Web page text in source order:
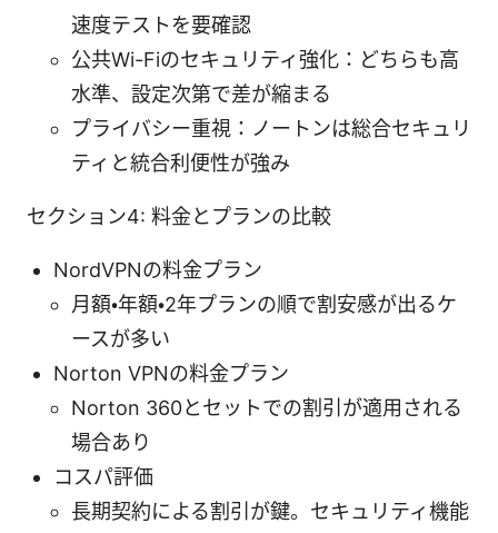
速度テストを要確認
公共Wi-Fiのセキュリティ強化：どちらも高
水準、設定次第で差が縮まる
プライバシー重視：ノートンは総合セキュリ
ティと統合利便性が強み
セクション4: 料金とプランの比較
NordVPNの料金プラン
月額・年額・2年プランの順で割安感が出るケ
ースが多い
Norton VPNの料金プラン
Norton 360とセットでの割引が適用される
場合あり
コスパ評価
長期契約による割引が鍵。セキュリティ機能